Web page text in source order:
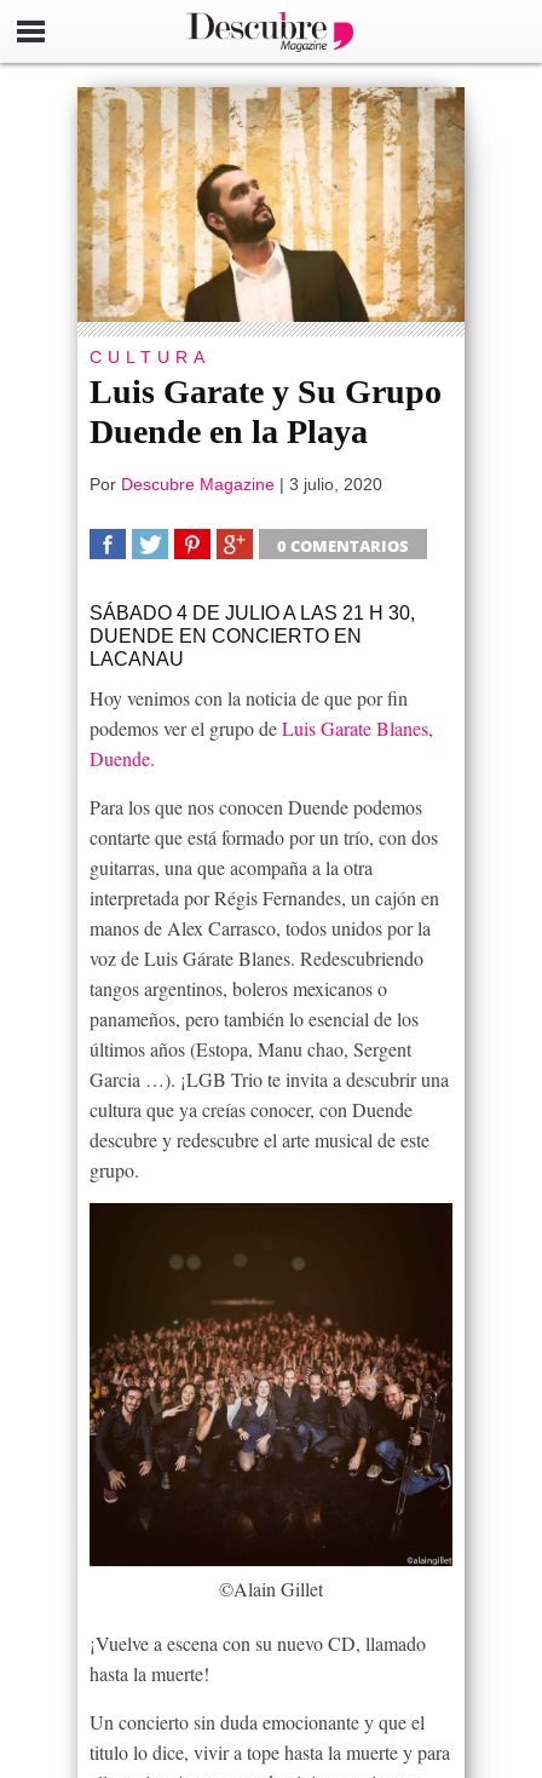
CULTURA
Luis Garate y Su Grupo
Duende en la Playa
Por Descubre Magazine | 3 julio, 2020
0 COMENTARIOS
SÁBADO 4 DE JULIO A LAS 21 H 30,
DUENDE EN CONCIERTO EN
LACANAU
Hoy venimos con la noticia de que por fin
podemos ver el grupo deLuis Garate Blanes,
Duende.
Para los que nos conocen Duende podemos
contarte que está formado por un trío, con dos
guitarras, una que acompaña a la otra
interpretada por Régis Fernandes, un cajón en
manos de Alex Carrasco, todos unidos por la
voz de Luis Gárate Blanes. Redescubriendo
tangos argentinos, boleros mexicanos o
panameños, pero también lo esencial de los
últimos años (Estopa, Manu chao, Sergent
Garcia …). ¡LGB Trio te invita a descubrir una
cultura que ya creías conocer, con Duende
descubre y redescubre el arte musical de este
grupo.
©Alain Gillet
¡Vuelve a escena con su nuevo CD, llamado
hasta la muerte!
Un concierto sin duda emocionante y que el
titulo lo dice, vivir a tope hasta la muerte y para